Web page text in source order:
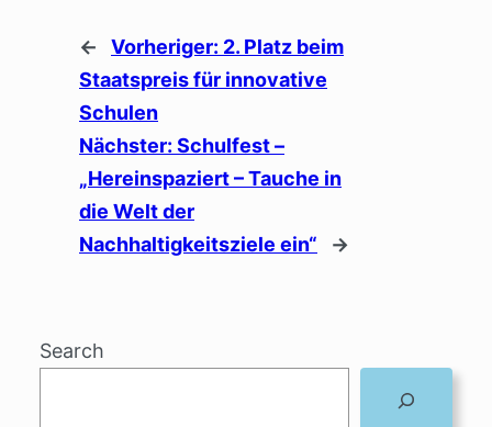
← Vorheriger: 2. Platz beim
Staatspreis für innovative
Schulen
Nächster: Schulfest –
„Hereinspaziert – Tauche in
die Welt der
Nachhaltigkeitsziele ein“
→
Search